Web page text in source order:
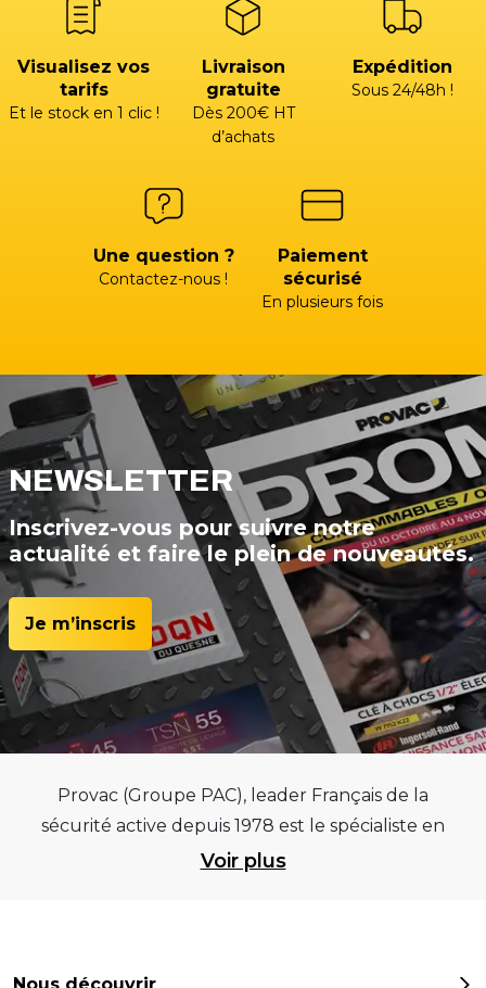
Visualisez vos
tarifs
Et le stock en 1 clic !
Livraison
gratuite
Dès 200€ HT
d’achats
Expédition
Sous 24/48h !
Une question ?
Contactez-nous !
Paiement
sécurisé
En plusieurs fois
NEWSLETTER
Inscrivez-vous pour suivre notre
actualité et faire le plein de nouveautés.
Je m’inscris
Provac (Groupe PAC), leader Français de la
sécurité active depuis 1978 est le spécialiste en
équipements pour garages et centres
meilleurs équipements sur des critères de
Voir plus